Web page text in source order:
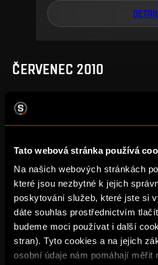
Tato webová stránka používá
Na našich webových stránkách
které jsou nezbytné k jejich
poskytování služeb, které jste si
dáte souhlas prostřednictvím
budeme moci používat i další
stran). Tyto cookies a na jejich
osobní údaje nám pomáhají měřit
ČERVENEC 2010
2–
DUBEN 2003